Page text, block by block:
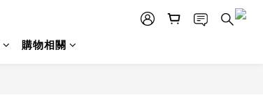
購物相關